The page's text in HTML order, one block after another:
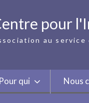
pour
au
Pour qui Nous